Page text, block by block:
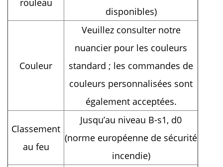
disponibles)
Couleur
Veuillez consulter notre
nuancier pour les couleurs
standard ; les commandes de
couleurs personnalisées sont
également acceptées.
Classement
au feu
Jusqu’au niveau B-s1, d0
(norme européenne de sécurité
incendie)